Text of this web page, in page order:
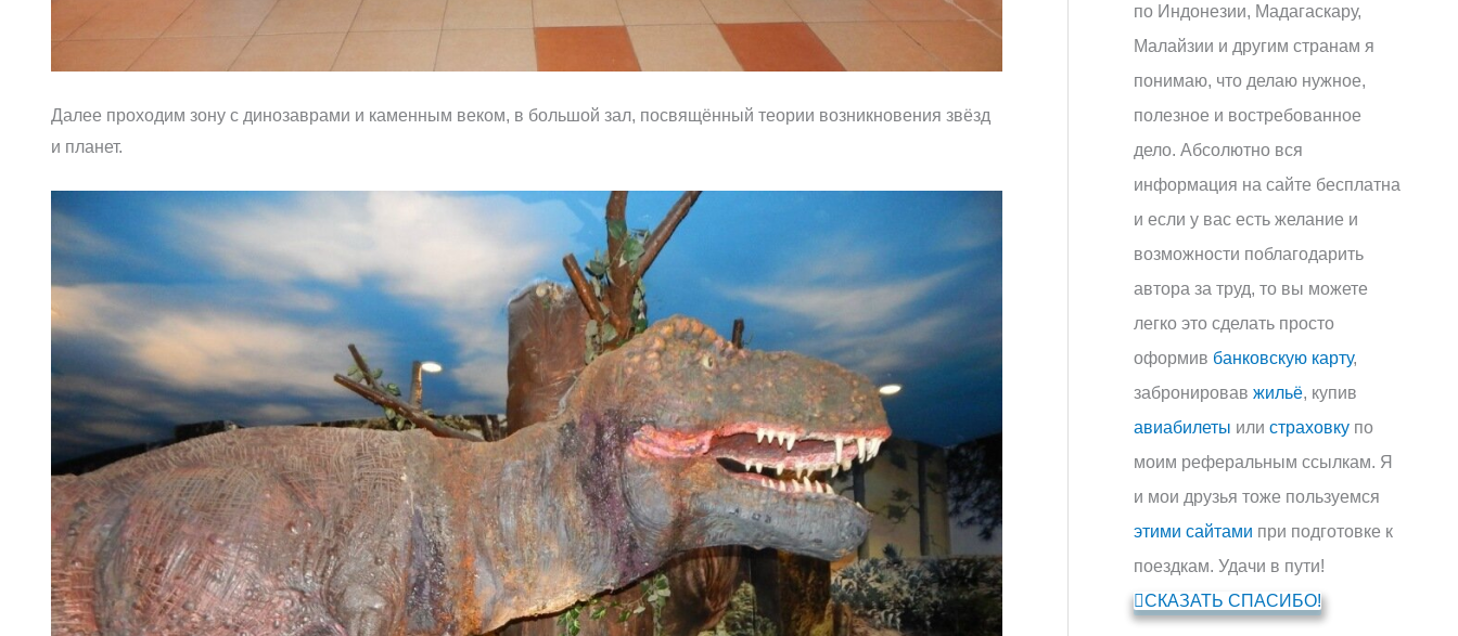
Далее проходим зону с динозаврами и каменным веком, в большой зал, посвящённый теории возникновения звёзд
и планет.
по Индонезии, Мадагаскару,
Малайзии и другим странам я
понимаю, что делаю нужное,
полезное и востребованное
дело. Абсолютно вся
информация на сайте бесплатна
и если у вас есть желание и
возможности поблагодарить
автора за труд, то вы можете
легко это сделать просто
оформив банковскую карту,
забронировав жильё, купив
авиабилеты или страховкупо
моим реферальным ссылкам. Я
и мои друзья тоже пользуемся
этими сайтами при подготовке к
поездкам. Удачи в пути!
СКАЗАТЬ СПАСИБО!